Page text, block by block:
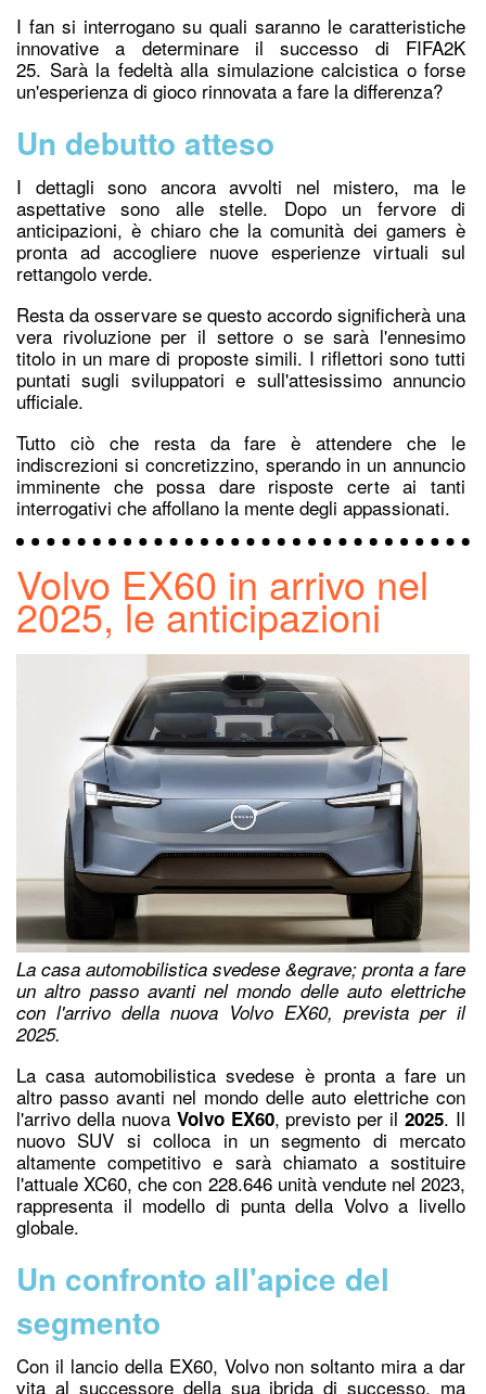
I fan si interrogano su quali saranno le caratteristiche
innovative a determinare il successo di FIFA2K
25. Sarà la fedeltà alla simulazione calcistica o forse
un'esperienza di gioco rinnovata a fare la differenza?
Un debutto atteso
I dettagli sono ancora avvolti nel mistero, ma le
aspettative sono alle stelle. Dopo un fervore di
anticipazioni, è chiaro che la comunità dei gamers è
pronta ad accogliere nuove esperienze virtuali sul
rettangolo verde.
Resta da osservare se questo accordo significherà una
vera rivoluzione per il settore o se sarà l'ennesimo
titolo in un mare di proposte simili. I riflettori sono tutti
puntati sugli sviluppatori e sull'attesissimo annuncio
ufficiale.
Tutto ciò che resta da fare è attendere che le
indiscrezioni si concretizzino, sperando in un annuncio
imminente che possa dare risposte certe ai tanti
interrogativi che affollano la mente degli appassionati.
Volvo EX60 in arrivo nel
2025, le anticipazioni
La casa automobilistica svedese &egrave; pronta a fare
un altro passo avanti nel mondo delle auto elettriche
con l'arrivo della nuova Volvo EX60, prevista per il
2025.
La casa automobilistica svedese è pronta a fare un
altro passo avanti nel mondo delle auto elettriche con
l'arrivo della nuova Volvo EX60, previsto per il2025. Il
nuovo SUV si colloca in un segmento di mercato
altamente competitivo e sarà chiamato a sostituire
l'attuale XC60, che con 228.646 unità vendute nel 2023,
rappresenta il modello di punta della Volvo a livello
globale.
Un confronto all'apice del
segmento
Con il lancio della EX60, Volvo non soltanto mira a dar
vita al successore della sua ibrida di successo, ma